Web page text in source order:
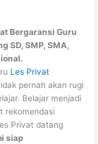
Bergaransi Guru
SD, SMP, SMA,
Les Privat
pernah akan rugi
Belajar menjadi
rekomendasi
Privat datang
siap